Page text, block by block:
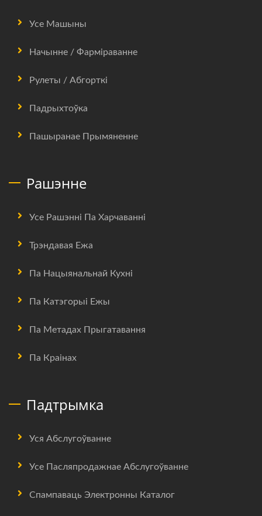
Усе Машыны
Начынне / Фарміраванне
Рулеты / Абгорткі
Падрыхтоўка
Пашыранае Прымяненне
Рашэнне
Усе Рашэнні Па Харчаванні
Трэндавая Ежа
Па Нацыянальнай Кухні
Па Катэгорыі Ежы
Па Метадах Прыгатавання
Па Краінах
Падтрымка
Уся Абслугоўванне
Усе Пасляпродажнае Абслугоўванне
Спампаваць Электронны Каталог